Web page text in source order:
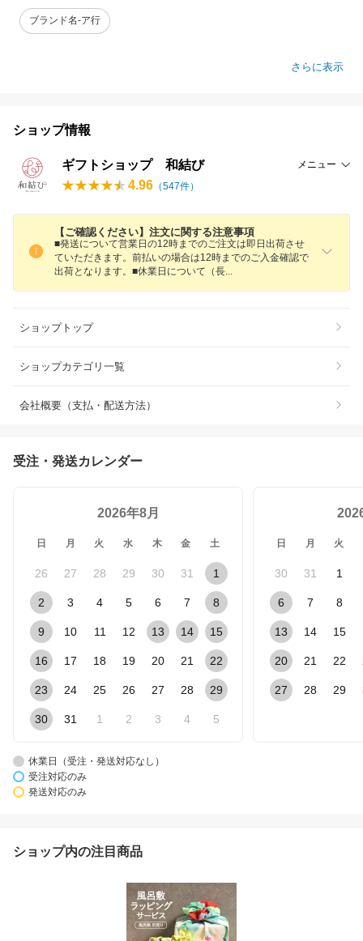
ブランド名-ア行
さらに表示
ショップ情報
ギフトショップ 和結び メニュー
4.96 （547件）
【ご確認ください】注文に関する注意事項
■発送について営業日の12時までのご注文は即日出荷させ
ていただきます。前払いの場合は12時までのご入金確認で
出荷となります。■休業日について（長
ショップトップ
ショップカテゴリ一覧
会社概要（支払・配送方法）
受注・発送カレンダー
2026年8月
日 月 火 水 木 金 土
26 27 28 29 30 31 1
2 3 4 5 6 7 8
9 10 11 12 13 14 15
16 17 18 19 20 21 22
23 24 25 26 27 28 29
30 31 1 2 3 4 5
日 月 火
30 31 1
6 7 8
13 14 15
20 21 22
27 28 29
休業日（受注・発送対応なし）
受注対応のみ
発送対応のみ
ショップ内の注目商品